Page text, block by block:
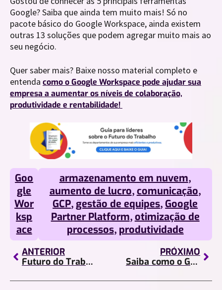
Google? Saiba que ainda tem muito mais! Só no
pacote básico do Google Workspace, ainda existem
outras 13 soluções que podem agregar muito mais ao
seu negócio.
Quer saber mais? Baixe nosso material completo e
entenda como o Google Workspace pode ajudar sua
empresa a aumentar os níveis de colaboração,
produtividade e rentabilidade!
Goo
gle
Wor
ksp
ace
armazenamento em nuvem,
aumento de lucro, comunicação,
GCP, gestão de equipes, Google
Partner Platform, otimização de
processos, produtividade
ANTERIOR
Futuro do Trabalho: 20 tendências para adaptar sua empresa a ele!
PRÓXIMO
Saiba como o Google Planilhas pode beneficiar sua empresa!